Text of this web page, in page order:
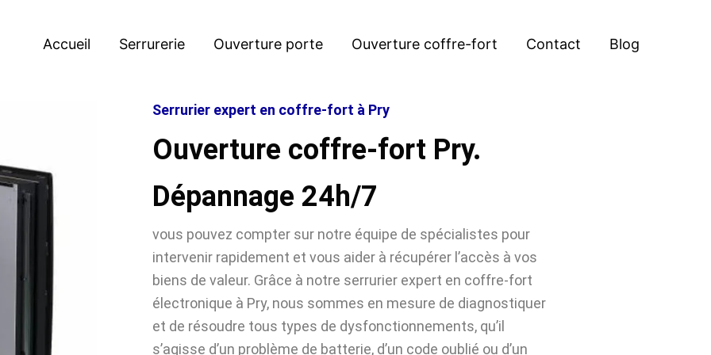
Accueil Serrurerie Ouverture porte Ouverture coffre-fort Contact Blog
Serrurier expert en coffre-fort à Pry
Ouverture coffre-fort Pry.
Dépannage 24h/7
vous pouvez compter sur notre équipe de spécialistes pour
intervenir rapidement et vous aider à récupérer l’accès à vos
biens de valeur. Grâce à notre serrurier expert en coffre-fort
électronique à Pry, nous sommes en mesure de diagnostiquer
et de résoudre tous types de dysfonctionnements, qu’il
s’agisse d’un problème de batterie, d’un code oublié ou d’un